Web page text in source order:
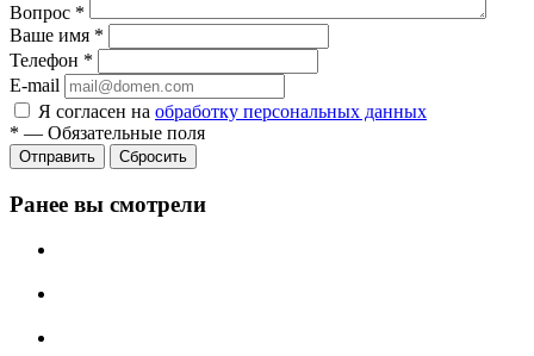
Вопрос *
Ваше имя *
Телефон *
E-mail
Я согласен на обработку персональных данных
* — Обязательные поля
Сбросить
Ранее вы смотрели